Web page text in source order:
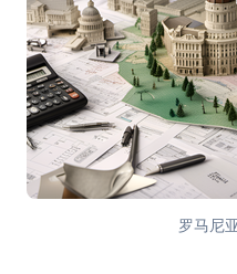
罗马尼